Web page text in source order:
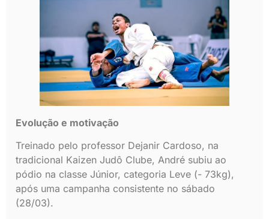
Evolução e motivação
Treinado pelo professor Dejanir Cardoso, na
tradicional Kaizen Judô Clube, André subiu ao
pódio na classe Júnior, categoria Leve (- 73kg),
após uma campanha consistente no sábado
(28/03).